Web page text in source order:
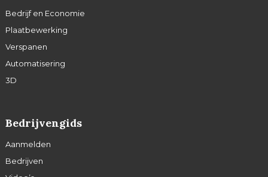
Bedrijf en Economie
Plaatbewerking
Verspanen
Automatisering
3D
Bedrijvengids
Aanmelden
Bedrijven